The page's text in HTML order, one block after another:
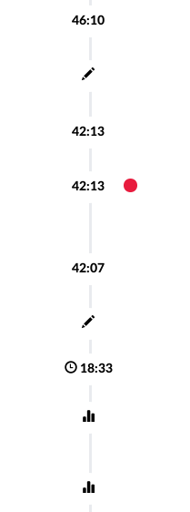
46:10
42:13
42:13
42:07
18:33